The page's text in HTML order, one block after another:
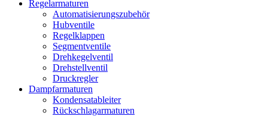
Regelarmaturen
Automatisierungszubehör
Hubventile
Regelklappen
Segmentventile
Drehkegelventil
Drehstellventil
Druckregler
Dampfarmaturen
Kondensatableiter
Rückschlagarmaturen